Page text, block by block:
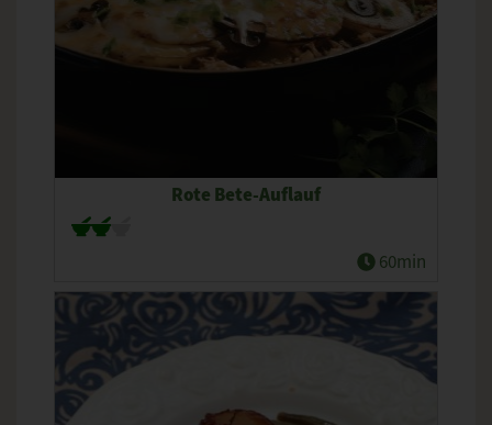
Rote Bete-Auflauf
60min